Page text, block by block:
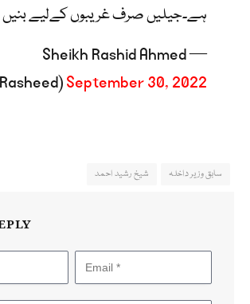
ہے۔جیلیں صرف غریبوں کےلیے بنیں
— Sheikh Rashid Ahmed
September 30, 2022
سابق وزیر داخلہ شیخ رشید احمد